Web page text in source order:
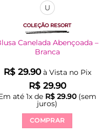
U
COLEÇÃO RESORT
Canelada Abençoada –
Branca
R$29.90 à Vista no Pix
R$29.90
até 1x de R$29.90(sem
juros)
COMPRAR